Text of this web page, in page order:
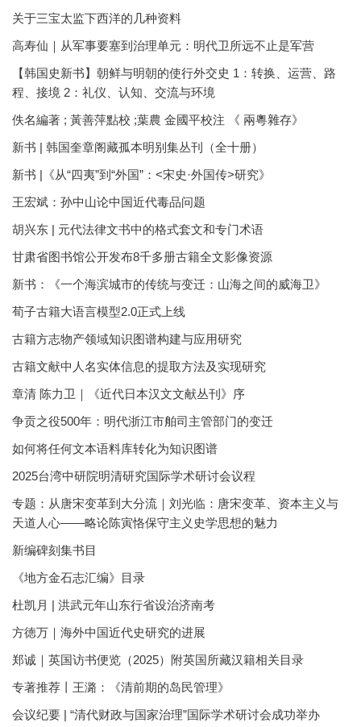
关于三宝太监下西洋的几种资料
高寿仙｜从军事要塞到治理单元：明代卫所远不止是军营
【韩国史新书】朝鲜与明朝的使行外交史 1：转换、运营、路
程、接境 2：礼仪、认知、交流与环境
佚名編著 ; 黃善萍點校 ;葉農 金國平校注 《 兩粵雜存》
新书 | 韩国奎章阁藏孤本明别集丛刊（全十册）
新书 |《从“四夷”到“外国”：<宋史·外国传>研究》
王宏斌：孙中山论中国近代毒品问题
胡兴东 | 元代法律文书中的格式套文和专门术语
甘肃省图书馆公开发布8千多册古籍全文影像资源
新书：《一个海滨城市的传统与变迁：山海之间的威海卫》
荀子古籍大语言模型2.0正式上线
古籍方志物产领域知识图谱构建与应用研究
古籍文献中人名实体信息的提取方法及实现研究
章清 陈力卫｜《近代日本汉文文献丛刊》序
争贡之役500年：明代浙江市舶司主管部门的变迁
如何将任何文本语料库转化为知识图谱
2025台湾中研院明清研究国际学术研讨会议程
专题：从唐宋变革到大分流｜刘光临：唐宋变革、资本主义与
天道人心——略论陈寅恪保守主义史学思想的魅力
新编碑刻集书目
《地方金石志汇编》目录
杜凯月 | 洪武元年山东行省设治济南考
方徳万｜海外中国近代史研究的进展
郑诚｜英国访书便览（2025）附英国所藏汉籍相关目录
专著推荐丨王潞：《清前期的岛民管理》
会议纪要 | “清代财政与国家治理”国际学术研讨会成功举办